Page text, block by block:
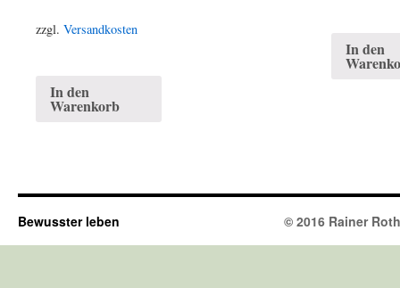
zzgl. Versandkosten
In den
Warenkorb
In den
Bewusster leben © 2016 Rainer